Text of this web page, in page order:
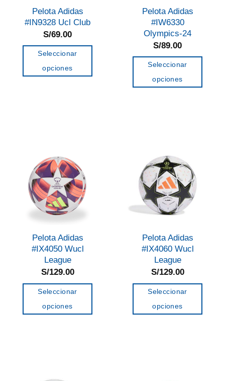
la
página
de
producto
la
página
de
producto
Pelota Adidas
#IN9328 Ucl Club
S/69.00
Seleccionar
opciones
opciones
se
pueden
elegir
la
página
de
producto
Pelota Adidas
#IW6330
Olympics-24
S/89.00
Seleccionar
opciones
Las
opciones
se
pueden
elegir
la
página
de
producto
Pelota Adidas
#IX4050 Wucl
League
S/129.00
Seleccionar
opciones
Pelota Adidas
#IX4060 Wucl
League
S/129.00
Seleccionar
opciones